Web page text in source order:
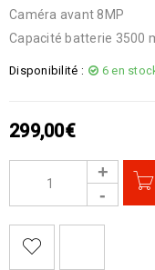
Caméra avant 8MP
Capacité batterie 3500
Disponibilité : 6 en
299,00€